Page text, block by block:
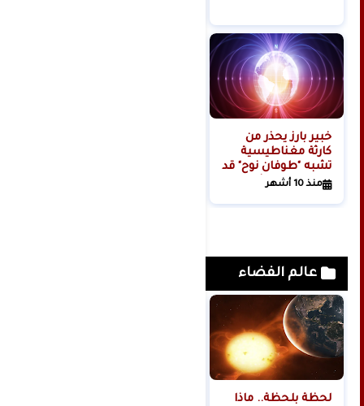
خبير بارز يحذر من
كارثة مغناطيسية
تشبه "طوفان نوح" قد
تهدد بقاء البشرية
منذ 10 أشهر
عالم الفضاء
لحظة بلحظة.. ماذا